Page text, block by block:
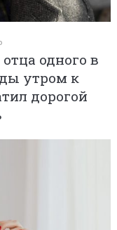
одного в
утром к
дорогой